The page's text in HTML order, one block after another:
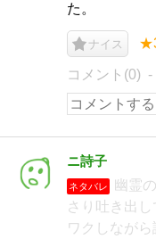
た。
ナイス
コメント(0)
ニ詩子
ネタバレ
幽霊
さり吐き出
ワクしなが